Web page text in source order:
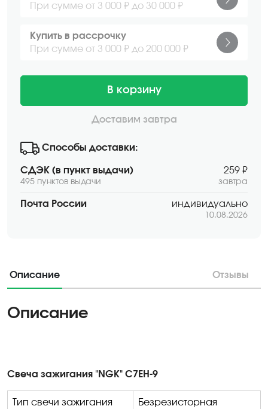
При сумме от 3 000 ₽ до 30 000 ₽
Купить в рассрочку
При сумме от 3 000 ₽ до 200 000 ₽
В корзину
Доставим завтра
Способы доставки:
СДЭК (в пункт выдачи)
495 пунктов выдачи
259 ₽
завтра
Почта России индивидуально
10.08.2026
Описание Отзывы
Описание
Свеча зажигания "NGK" C7EH-9
Тип свечи зажигания Безрезисторная